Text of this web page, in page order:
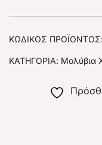
ΚΩΔΙΚΌΣ ΠΡΟΪΌΝΤΟΣ:
ΚΑΤΗΓΟΡΊΑ: Μολύβια